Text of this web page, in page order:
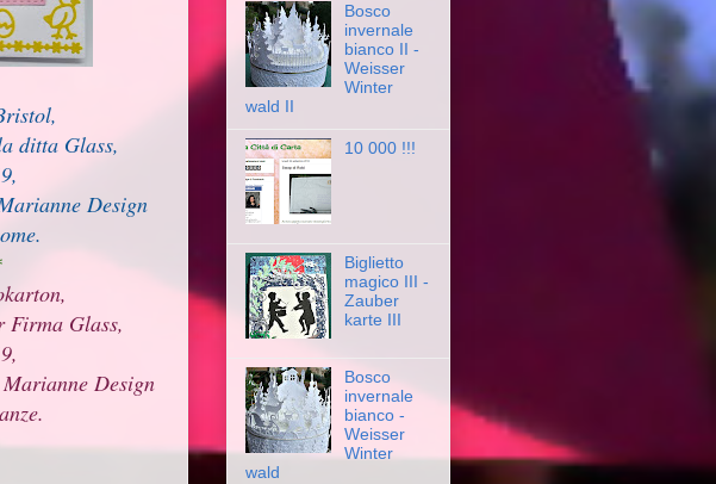
ditta Glass,
Design
Firma Glass,
Design
Bosco
invernale
bianco II -
Weisser
Winter
wald II
10 000 !!!
Biglietto
magico III -
Zauber
karte III
Bosco
invernale
bianco -
Weisser
Winter
wald